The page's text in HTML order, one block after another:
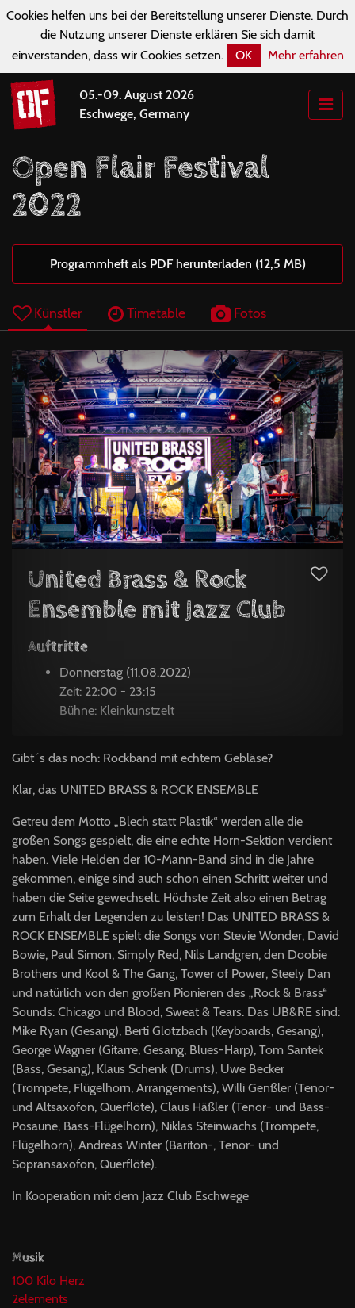
Cookies helfen uns bei der Bereitstellung unserer Dienste. Durch
die Nutzung unserer Dienste erklären Sie sich damit
einverstanden, dass wir Cookies setzen.
OK Mehr erfahren
05.-09. August 2026
Eschwege, Germany
Open Flair Festival
2022
Programmheft als PDF herunterladen (12,5 MB)
Künstler Timetable Fotos
United Brass & Rock
Ensemble mit Jazz Club
Auftritte
Donnerstag (11.08.2022)
Zeit: 22:00 - 23:15
Bühne: Kleinkunstzelt
Gibt´s das noch: Rockband mit echtem Gebläse?
Klar, das UNITED BRASS & ROCK ENSEMBLE
Getreu dem Motto „Blech statt Plastik“ werden alle die
großen Songs gespielt, die eine echte Horn-Sektion verdient
haben. Viele Helden der 10-Mann-Band sind in die Jahre
gekommen, einige sind auch schon einen Schritt weiter und
haben die Seite gewechselt. Höchste Zeit also einen Betrag
zum Erhalt der Legenden zu leisten! Das UNITED BRASS &
ROCK ENSEMBLE spielt die Songs von Stevie Wonder, David
Bowie, Paul Simon, Simply Red, Nils Landgren, den Doobie
Brothers und Kool & The Gang, Tower of Power, Steely Dan
und natürlich von den großen Pionieren des „Rock & Brass“
Sounds: Chicago und Blood, Sweat & Tears. Das UB&RE sind:
Mike Ryan (Gesang), Berti Glotzbach (Keyboards, Gesang),
George Wagner (Gitarre, Gesang, Blues-Harp), Tom Santek
(Bass, Gesang), Klaus Schenk (Drums), Uwe Becker
(Trompete, Flügelhorn, Arrangements), Willi Genßler (Tenor-
und Altsaxofon, Querflöte), Claus Häßler (Tenor- und Bass-
Posaune, Bass-Flügelhorn), Niklas Steinwachs (Trompete,
Flügelhorn), Andreas Winter (Bariton-, Tenor- und
Sopransaxofon, Querflöte).
In Kooperation mit dem Jazz Club Eschwege
Musik
100 Kilo Herz
2elements